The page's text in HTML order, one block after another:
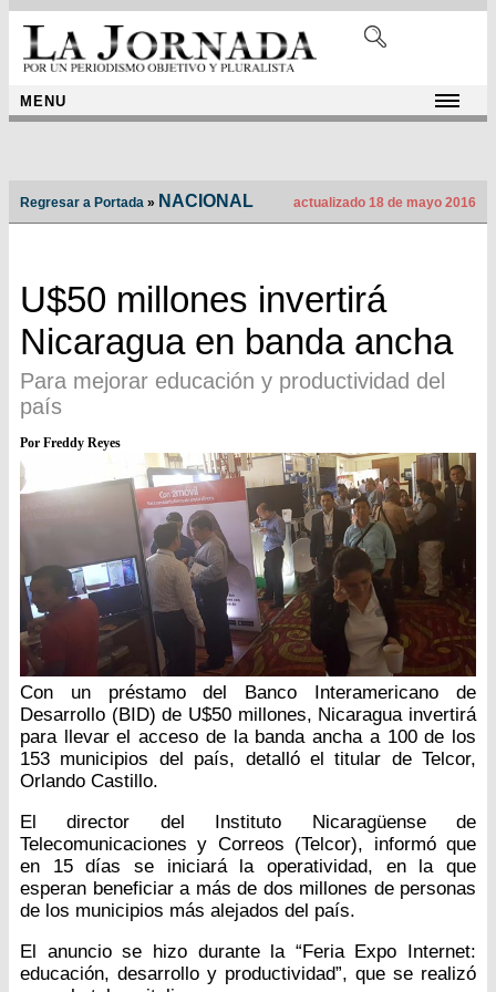
MENU
Regresar a Portada » NACIONAL actualizado 18 de mayo 2016
U$50 millones invertirá
Nicaragua en banda ancha
Para mejorar educación y productividad del
país
Por Freddy Reyes
Con un préstamo del Banco Interamericano de
Desarrollo (BID) de U$50 millones, Nicaragua invertirá
para llevar el acceso de la banda ancha a 100 de los
153 municipios del país, detalló el titular de Telcor,
Orlando Castillo.
El director del Instituto Nicaragüense de
Telecomunicaciones y Correos (Telcor), informó que
en 15 días se iniciará la operatividad, en la que
esperan beneficiar a más de dos millones de personas
de los municipios más alejados del país.
El anuncio se hizo durante la “Feria Expo Internet:
educación, desarrollo y productividad”, que se realizó